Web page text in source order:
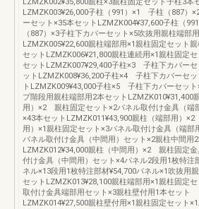
LZMZK003¥26,000子柱（991）×1 子柱（887）
ーセット×35本セットLZMZK004¥37,600子柱（
（887）×3子柱下カバーセット×5吹抜用親柱端部
LZMZK005¥22,600親柱端部用×1親柱固定セット
セットLZMZK006¥21,800親柱連続用×1親柱固定
セットLZMZK007¥29,400子柱×3 子柱下カバーセ
ットLZMZK008¥36,200子柱×4 子柱下カバーセッ
トLZMZK009¥43,000子柱×5 子柱下カバーセット
プ階段用親柱端部用2本セットLZMZK010¥31,400
用）×2 親柱固定セット×2パネル取付け金具（端
×43本セットLZMZK011¥43,900親柱（端部用）
用）×1親柱固定セット×3パネル取付け金具（端部
パネル取付け金具（中間用）セット×2親柱中間用2
LZMZK012¥34,000親柱（中間用）×2 親柱固定金
付け金具（中間用）セット×4パネル2段用1枚特注
ネル×13段用1枚特注部材¥54,700パネル×1吹抜用
セットLZMZK013¥28,100親柱端部用×1親柱固定
取付け金具端部用セット×3親柱壁付用1本セット
LZMZK014¥27,500親柱壁付用×1親柱固定セット